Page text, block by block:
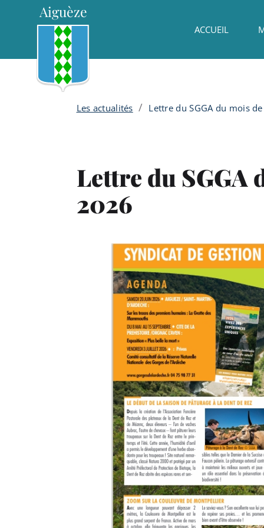
Panneau de gestion des cookies
Menu principalAiguèze
ACCUEIL
Les actualités / Lettre du SGGA du mois
Lettre du SGGA
2026